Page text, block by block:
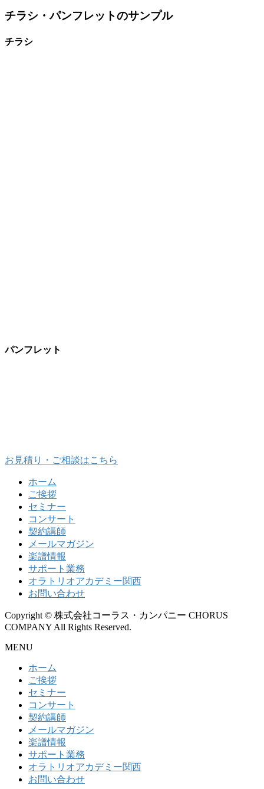
チラシ・パンフレットのサンプル
チラシ
パンフレット
お見積り・ご相談はこちら
ホーム
ご挨拶
セミナー
コンサート
契約講師
メールマガジン
楽譜情報
サポート業務
オラトリオアカデミー関西
お問い合わせ
Copyright © 株式会社コーラス・カンパニー CHORUS
COMPANY All Rights Reserved.
MENU
ホーム
ご挨拶
セミナー
コンサート
契約講師
メールマガジン
楽譜情報
サポート業務
オラトリオアカデミー関西
お問い合わせ